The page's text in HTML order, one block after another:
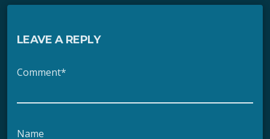
LEAVE A REPLY
Comment*
Name